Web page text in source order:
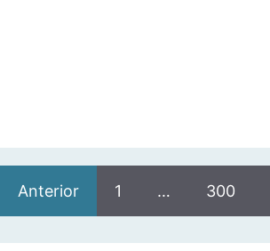
Anterior 1 … 300